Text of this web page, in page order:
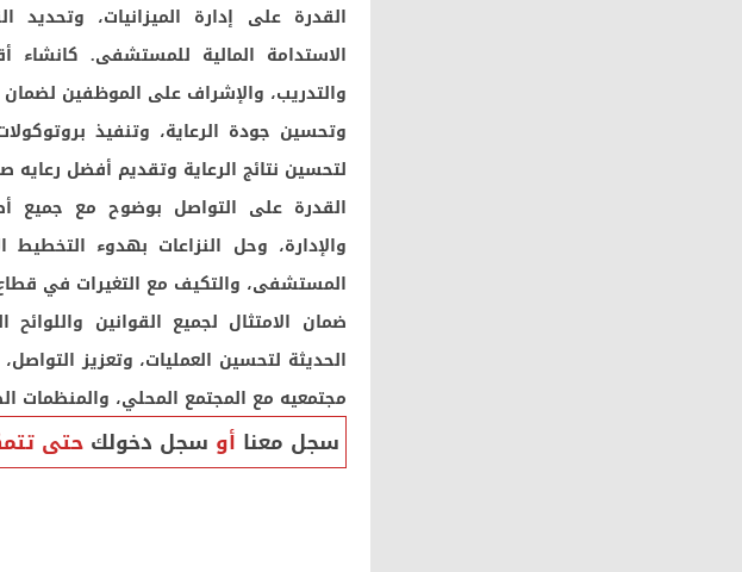
القدرة على إدارة الميزانيات،
الاستدامة المالية للمستشفى. كانشاء
والتدريب، والإشراف على الموظفين
وتحسين جودة الرعاية، وتنفيذ
لتحسين نتائج الرعاية وتقديم أفضل رعايه
القدرة على التواصل بوضوح مع جميع
والإدارة، وحل النزاعات بهدوء
المستشفى، والتكيف مع التغيرات في قطاع
ضمان الامتثال لجميع القوانين واللوائح
الحديثة لتحسين العمليات، وتعزيز
مجتمعيه مع المجتمع المحلي، والمنظمات
سجل معنا أو سجل دخولك حتى